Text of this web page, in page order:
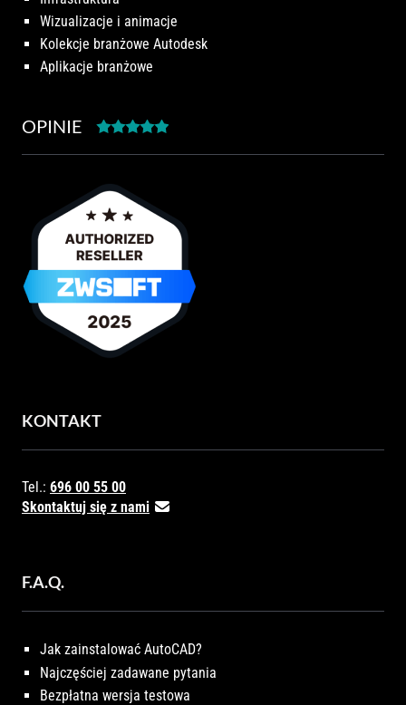
Wizualizacje i animacje
Kolekcje branżowe Autodesk
Aplikacje branżowe
OPINIE
KONTAKT
Tel.: 696 00 55 00
Skontaktuj się z nami
F.A.Q.
Jak zainstalować AutoCAD?
Najczęściej zadawane pytania
Bezpłatna wersja testowa